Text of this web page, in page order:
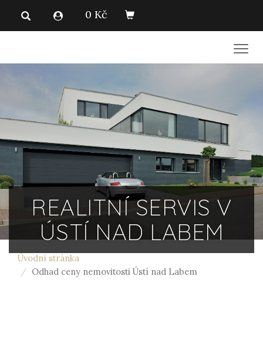
0 Kč
Úvodní stránka
Odhad ceny nemovitosti Ústí nad Labem
REALITNÍ SERVIS V
ÚSTÍ NAD LABEM